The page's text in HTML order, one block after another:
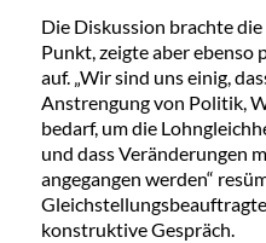
Die Diskussion brachte
Punkt, zeigte aber ebenso
auf. „Wir sind uns einig,
Anstrengung von Politik,
bedarf, um die
und dass Veränderungen
angegangen werden“
konstruktive Gespräch.